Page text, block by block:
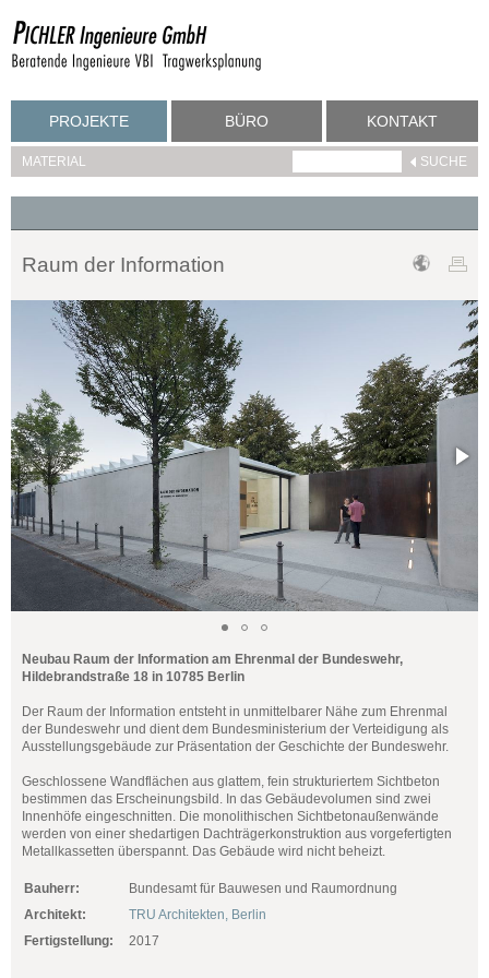
PROJEKTE BÜRO KONTAKT
MATERIAL
Raum der Information
Neubau Raum der Information am Ehrenmal der Bundeswehr,
Hildebrandstraße 18 in 10785 Berlin
Der Raum der Information entsteht in unmittelbarer Nähe zum Ehrenmal
der Bundeswehr und dient dem Bundesministerium der Verteidigung als
Ausstellungsgebäude zur Präsentation der Geschichte der Bundeswehr.
Geschlossene Wandflächen aus glattem, fein strukturiertem Sichtbeton
bestimmen das Erscheinungsbild. In das Gebäudevolumen sind zwei
Innenhöfe eingeschnitten. Die monolithischen Sichtbetonaußenwände
werden von einer shedartigen Dachträgerkonstruktion aus vorgefertigten
Metallkassetten überspannt. Das Gebäude wird nicht beheizt.
Bauherr:
Bundesamt für Bauwesen und Raumordnung
Architekt:
TRU Architekten, Berlin
Fertigstellung:
2017